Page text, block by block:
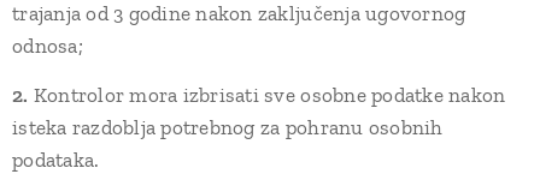
trajanja od 3 godine nakon zaključenja ugovornog
odnosa;
2. Kontrolor mora izbrisati sve osobne podatke nakon
isteka razdoblja potrebnog za pohranu osobnih
podataka.